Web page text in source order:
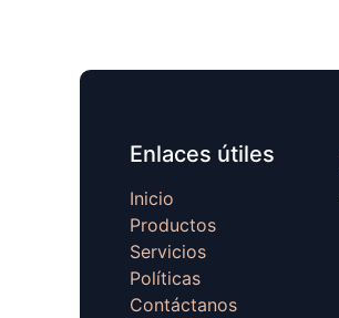
Enlaces útiles
Inicio
Productos
Servicios
Políticas
Contáctanos